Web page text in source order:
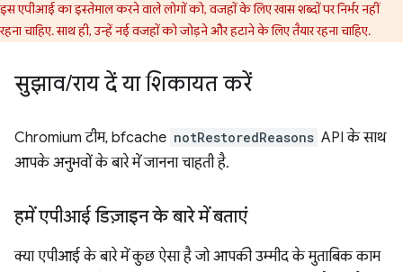
इस एपीआई का इस्तेमाल करने वाले लोगों को, वजहों के लिए खास शब्दों पर निर्भर नहीं
रहना चाहिए. साथ ही, उन्हें नई वजहों को जोड़ने और हटाने के लिए तैयार रहना चाहिए.
सुझाव/राय दें या शिकायत करें
Chromium टीम, bfcache notRestoredReasons API के साथ
आपके अनुभवों के बारे में जानना चाहती है.
हमें एपीआई डिज़ाइन के बारे में बताएं
क्या एपीआई के बारे में कुछ ऐसा है जो आपकी उम्मीद के मुताबिक काम